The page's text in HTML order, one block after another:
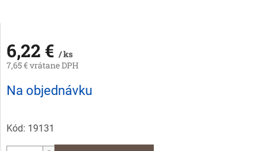
6,22 € / ks
7,65 € vrátane DPH
Jednotková
cena:
Na objednávku
Kód: 19131